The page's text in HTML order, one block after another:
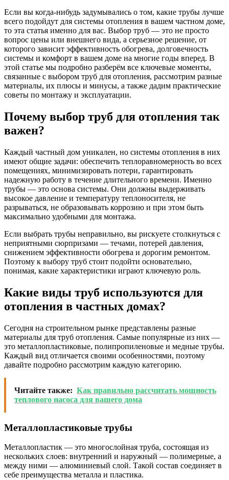
Если вы когда-нибудь задумывались о том, какие трубы лучше
всего подойдут для системы отопления в вашем частном доме,
то эта статья именно для вас. Выбор труб — это не просто
вопрос цены или внешнего вида, а серьезное решение, от
которого зависит эффективность обогрева, долговечность
системы и комфорт в вашем доме на многие годы вперед. В
этой статье мы подробно разберём все ключевые моменты,
связанные с выбором труб для отопления, рассмотрим разные
материалы, их плюсы и минусы, а также дадим практические
советы по монтажу и эксплуатации.
Почему выбор труб для отопления так
важен?
Каждый частный дом уникален, но системы отопления в них
имеют общие задачи: обеспечить теплоравномерность во всех
помещениях, минимизировать потери, гарантировать
надежную работу в течение длительного времени. Именно
трубы — это основа системы. Они должны выдерживать
высокое давление и температуру теплоносителя, не
разрываться, не образовывать коррозию и при этом быть
максимально удобными для монтажа.
Если выбрать трубы неправильно, вы рискуете столкнуться с
неприятными сюрпризами — течами, потерей давления,
снижением эффективности обогрева и дорогим ремонтом.
Поэтому к выбору труб стоит подойти основательно,
понимая, какие характеристики играют ключевую роль.
Какие виды труб используются для
отопления в частных домах?
Сегодня на строительном рынке представлены разные
материалы для труб отопления. Самые популярные из них —
это металлопластиковые, полипропиленовые и медные трубы.
Каждый вид отличается своими особенностями, поэтому
давайте подробно рассмотрим каждую категорию.
Читайте также: Как правильно рассчитать мощность
теплового насоса для вашего дома
Металлопластиковые трубы
Металлопластик — это многослойная труба, состоящая из
нескольких слоев: внутренний и наружный — полимерные, а
между ними — алюминиевый слой. Такой состав соединяет в
себе преимущества металла и пластика.